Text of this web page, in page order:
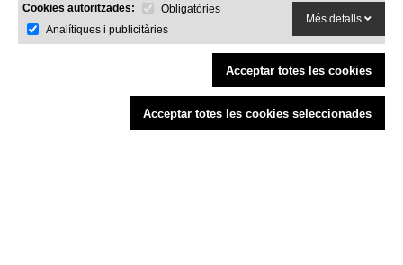
Cookies autoritzades:
Obligatòries
Analítiques i publicitàries
Més detalls
Acceptar totes les cookies
Acceptar totes les cookies seleccionades
INFORMACIÓ
Condicions generals de compra
Política de cookies
Política de devolucions